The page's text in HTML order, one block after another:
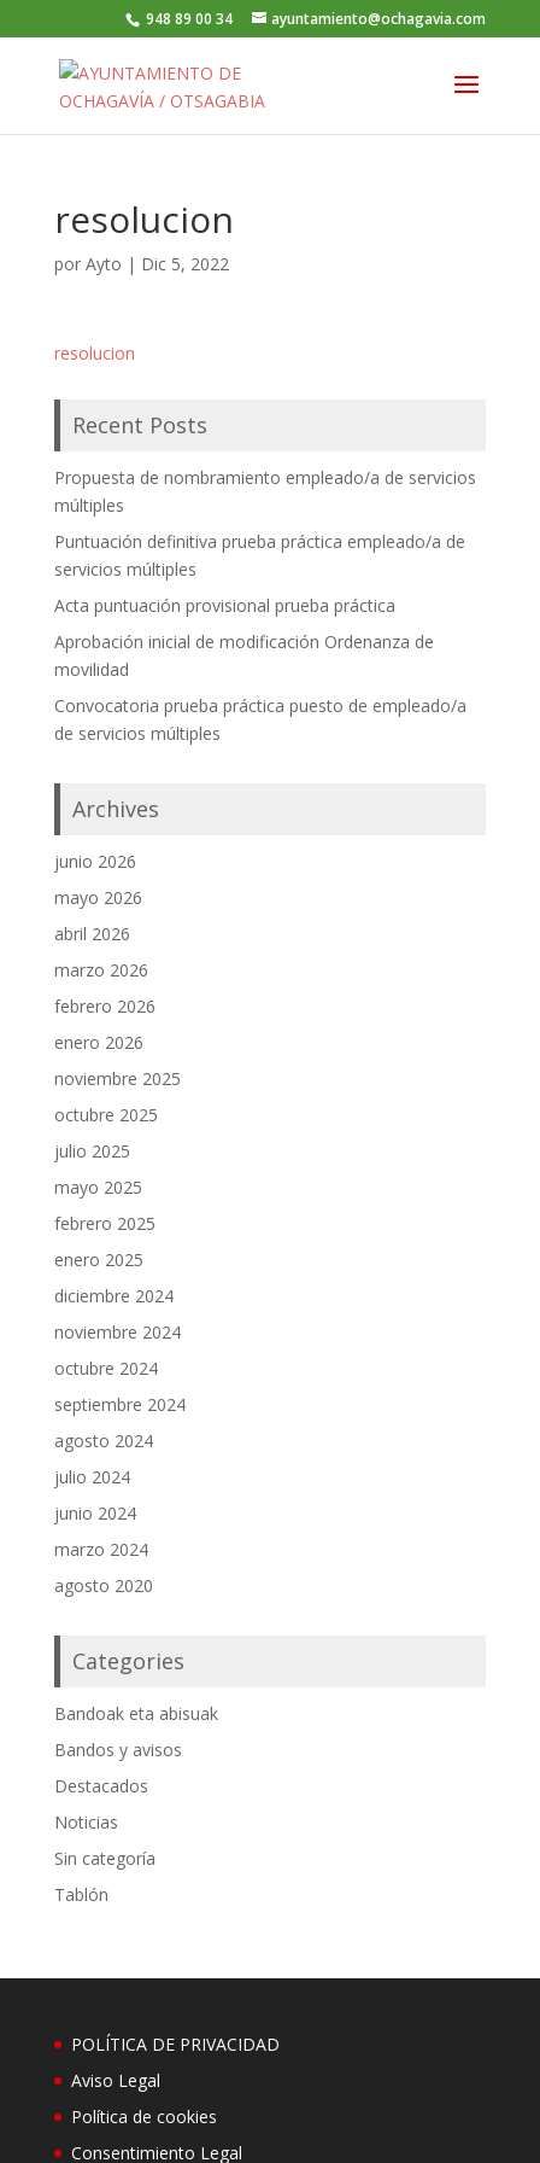
948 89 00 34 ayuntamiento@ochagavia.com
resolucion
por Ayto | Dic 5, 2022
resolucion
Recent Posts
Propuesta de nombramiento empleado/a de servicios
múltiples
Puntuación definitiva prueba práctica empleado/a de
servicios múltiples
Acta puntuación provisional prueba práctica
Aprobación inicial de modificación Ordenanza de
movilidad
Convocatoria prueba práctica puesto de empleado/a
de servicios múltiples
Archives
junio 2026
mayo 2026
abril 2026
marzo 2026
febrero 2026
enero 2026
noviembre 2025
octubre 2025
julio 2025
mayo 2025
febrero 2025
enero 2025
diciembre 2024
noviembre 2024
octubre 2024
septiembre 2024
agosto 2024
julio 2024
junio 2024
marzo 2024
agosto 2020
Categories
Bandoak eta abisuak
Bandos y avisos
Destacados
Noticias
Sin categoría
Tablón
POLÍTICA DE PRIVACIDAD
Aviso Legal
Política de cookies
Consentimiento Legal